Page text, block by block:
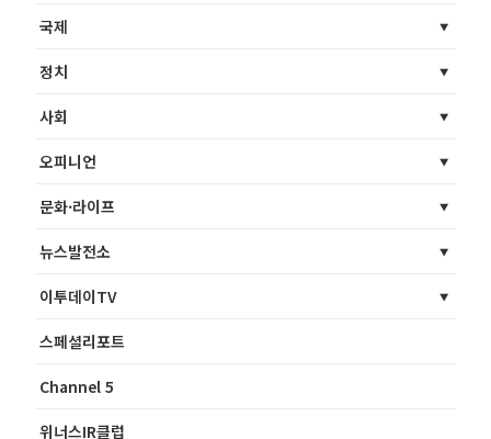
국제
정치
사회
오피니언
문화·라이프
뉴스발전소
이투데이TV
스페셜리포트
Channel 5
위너스IR클럽